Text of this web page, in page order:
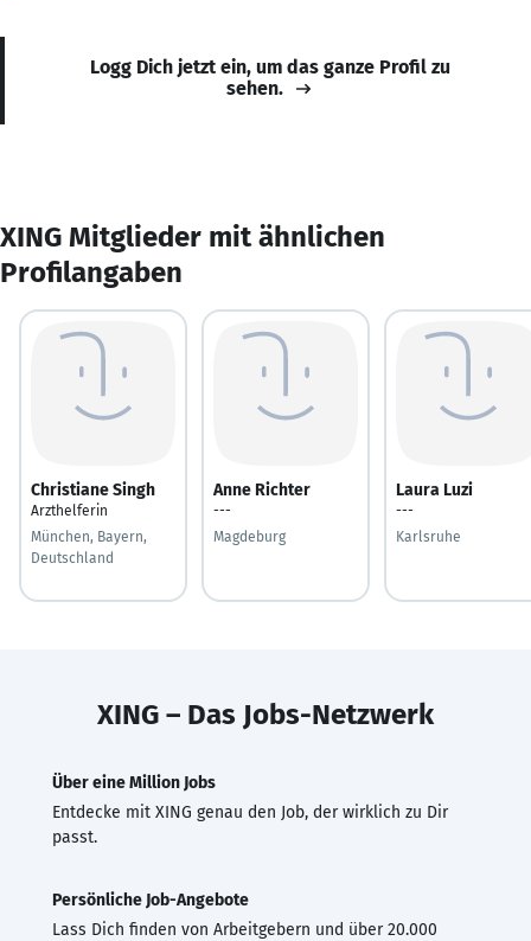
Logg Dich jetzt ein, um das ganze Profil zu
sehen.
XING Mitglieder mit ähnlichen
Profilangaben
Christiane Singh
Arzthelferin
München, Bayern,
Deutschland
Anne Richter
---
Magdeburg
Laura Luzi
---
Karlsruhe
XING – Das Jobs-Netzwerk
Über eine Million Jobs
Entdecke mit XING genau den Job, der wirklich zu Dir
passt.
Persönliche Job-Angebote
Lass Dich finden von Arbeitgebern und über 20.000